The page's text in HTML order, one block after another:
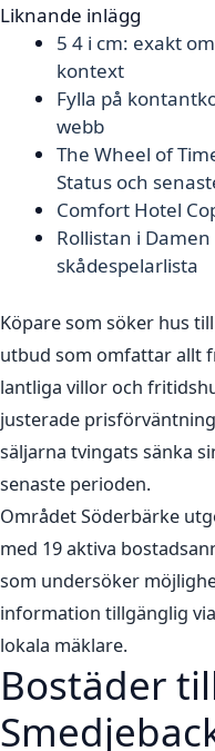
Liknande inlägg
5 4 i cm: exakt
kontext
Fylla på
webb
The Wheel of
Status och
Comfort Hotel
Rollistan i
skådespelarlista
Köpare som söker hus
utbud som omfattar allt
lantliga villor och
justerade
säljarna tvingats sänka
senaste perioden.
Området Söderbärke
med 19 aktiva
som undersöker
information tillgänglig
lokala mäklare.
Bostäder